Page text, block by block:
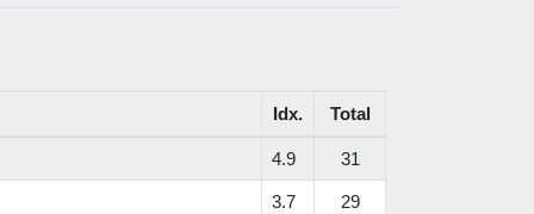
Idx. Total
4.9 31
3.7 29